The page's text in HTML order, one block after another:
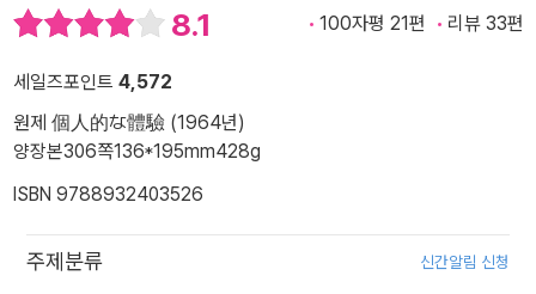
8.1 100자평 21편 리뷰 33편
세일즈포인트 4,572
원제 個人的な體驗 (1964년)
양장본306쪽136*195mm428g
ISBN 9788932403526
주제분류 신간알림 신청